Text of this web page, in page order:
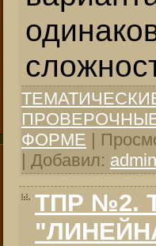
ФОРМЕ |
| Добавил: admin
ТПР №2.